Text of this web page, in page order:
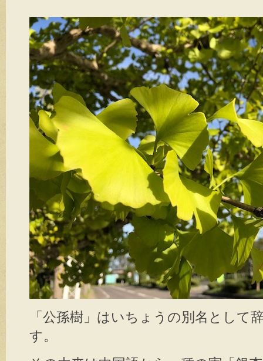
「公孫樹」はいちょうの別名として
す。